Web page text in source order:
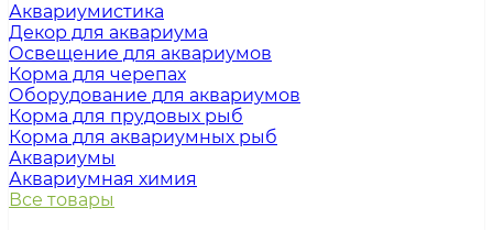
Аквариумистика
Декор для аквариума
Освещение для аквариумов
Корма для черепах
Оборудование для аквариумов
Корма для прудовых рыб
Корма для аквариумных рыб
Аквариумы
Аквариумная химия
Все товары